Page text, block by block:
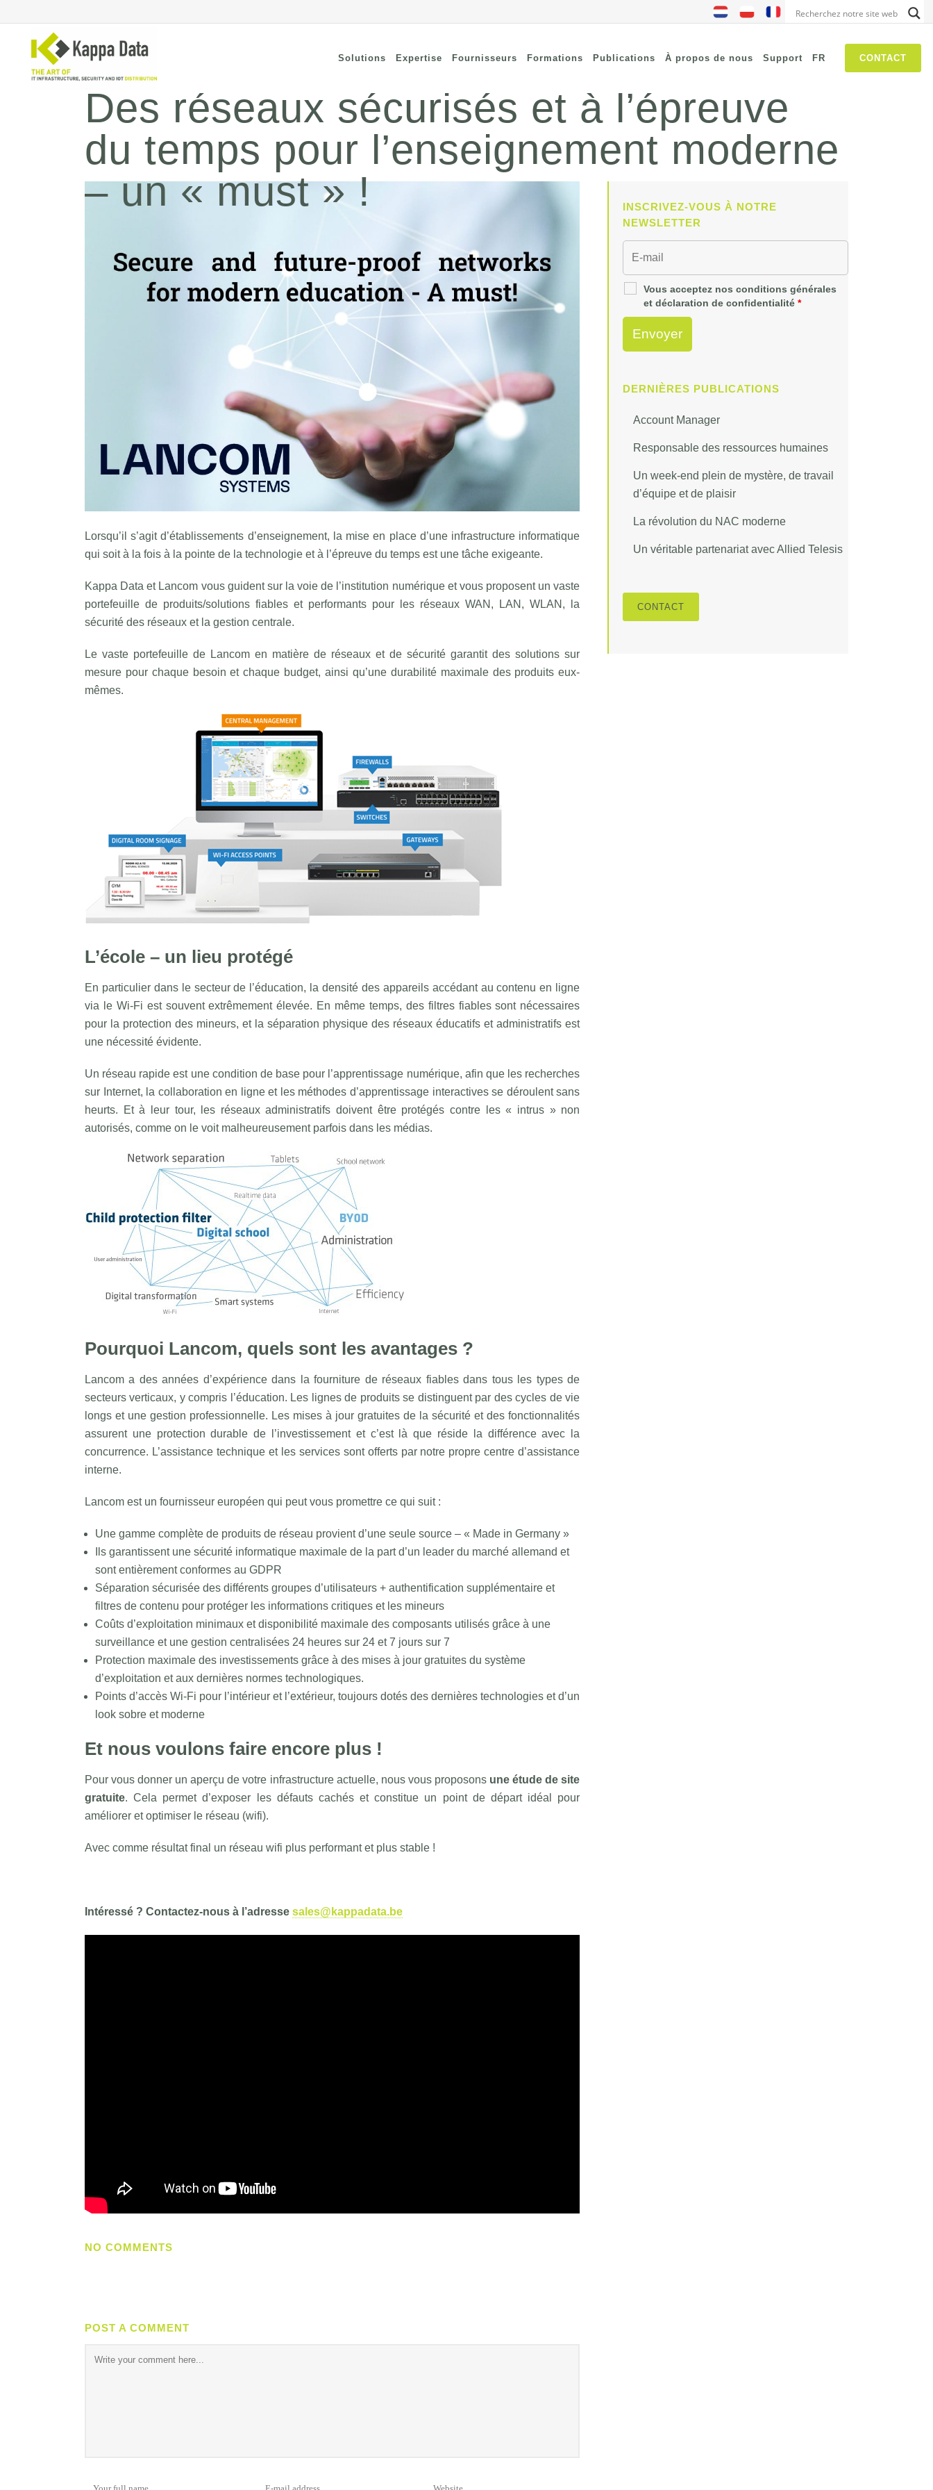
CONTACT
Solutions
Solutions Wi-Fi
Commutation
Routage de réseau
Sauvegarde
Connectivité à distance
sécurisée
Sécurité du cloud
Sécurité réseau
Security
Connectivity
Wi-Fi / Bluetooth
NIS2
SASE
Security Awareness
Expertise Fournisseurs Formations Publications À propos de nous Support FR
Des réseaux sécurisés et à l’épreuve
du temps pour l’enseignement moderne
– un « must » !
Lorsqu’il s’agit d’établissements d’enseignement, la mise en place d’une infrastructure informatique
qui soit à la fois à la pointe de la technologie et à l’épreuve du temps est une tâche exigeante.
Kappa Data et Lancom vous guident sur la voie de l’institution numérique et vous proposent un vaste
portefeuille de produits/solutions fiables et performants pour les réseaux WAN, LAN, WLAN, la
sécurité des réseaux et la gestion centrale.
Le vaste portefeuille de Lancom en matière de réseaux et de sécurité garantit des solutions sur
mesure pour chaque besoin et chaque budget, ainsi qu’une durabilité maximale des produits eux-
mêmes.
L’école – un lieu protégé
En particulier dans le secteur de l’éducation, la densité des appareils accédant au contenu en ligne
via le Wi-Fi est souvent extrêmement élevée. En même temps, des filtres fiables sont nécessaires
pour la protection des mineurs, et la séparation physique des réseaux éducatifs et administratifs est
une nécessité évidente.
Un réseau rapide est une condition de base pour l’apprentissage numérique, afin que les recherches
sur Internet, la collaboration en ligne et les méthodes d’apprentissage interactives se déroulent sans
heurts. Et à leur tour, les réseaux administratifs doivent être protégés contre les « intrus » non
autorisés, comme on le voit malheureusement parfois dans les médias.
Pourquoi Lancom, quels sont les avantages ?
Lancom a des années d’expérience dans la fourniture de réseaux fiables dans tous les types de
secteurs verticaux, y compris l’éducation. Les lignes de produits se distinguent par des cycles de vie
longs et une gestion professionnelle. Les mises à jour gratuites de la sécurité et des fonctionnalités
assurent une protection durable de l’investissement et c’est là que réside la différence avec la
concurrence. L’assistance technique et les services sont offerts par notre propre centre d’assistance
interne.
Lancom est un fournisseur européen qui peut vous promettre ce qui suit :
Une gamme complète de produits de réseau provient d’une seule source – « Made in Germany »
Ils garantissent une sécurité informatique maximale de la part d’un leader du marché allemand et
sont entièrement conformes au GDPR
Séparation sécurisée des différents groupes d’utilisateurs + authentification supplémentaire et
filtres de contenu pour protéger les informations critiques et les mineurs
Coûts d’exploitation minimaux et disponibilité maximale des composants utilisés grâce à une
surveillance et une gestion centralisées 24 heures sur 24 et 7 jours sur 7
Protection maximale des investissements grâce à des mises à jour gratuites du système
d’exploitation et aux dernières normes technologiques.
Points d’accès Wi-Fi pour l’intérieur et l’extérieur, toujours dotés des dernières technologies et d’un
look sobre et moderne
Et nous voulons faire encore plus !
Pour vous donner un aperçu de votre infrastructure actuelle, nous vous proposons une étude de site
gratuite. Cela permet d’exposer les défauts cachés et constitue un point de départ idéal pour
améliorer et optimiser le réseau (wifi).
Avec comme résultat final un réseau wifi plus performant et plus stable !
Intéressé ? Contactez-nous à l’adresse sales@kappadata.be
NO COMMENTS
POST A COMMENT
INSCRIVEZ-VOUS À NOTRE
NEWSLETTER
Vous acceptez nos conditions générales
et déclaration de confidentialité*
DERNIÈRES PUBLICATIONS
Account Manager
Responsable des ressources humaines
Un week-end plein de mystère, de travail
d’équipe et de plaisir
La révolution du NAC moderne
Un véritable partenariat avec Allied Telesis
CONTACT